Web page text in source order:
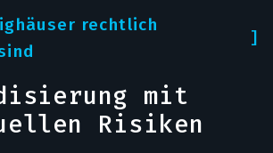
rechtlich
mit
Risiken